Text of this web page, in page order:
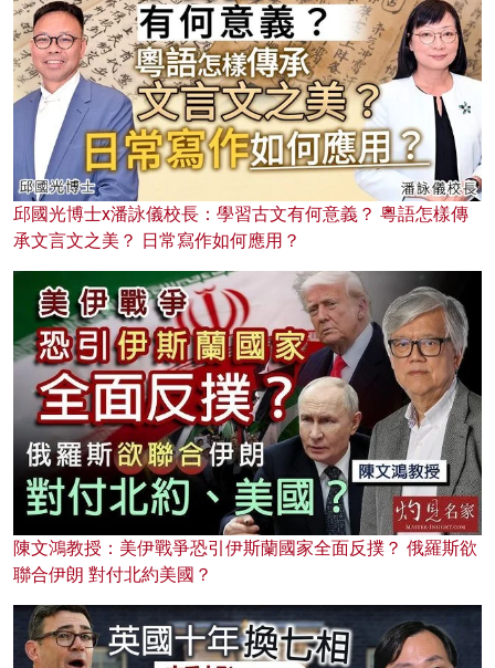
邱國光博士x潘詠儀校長：學習古文有何意義？ 粵語怎樣傳
承文言文之美？ 日常寫作如何應用？
陳文鴻教授：美伊戰爭恐引伊斯蘭國家全面反撲？ 俄羅斯欲
聯合伊朗 對付北約美國？